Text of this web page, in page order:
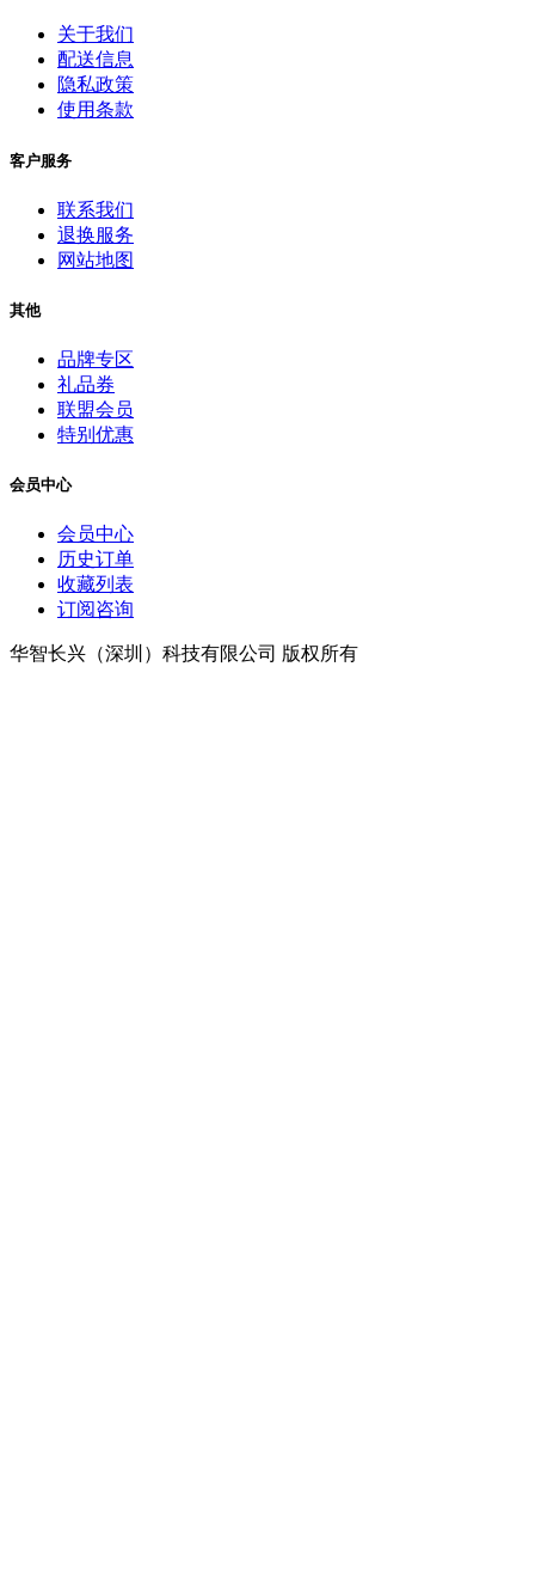
关于我们
配送信息
隐私政策
使用条款
客户服务
联系我们
退换服务
网站地图
其他
品牌专区
礼品券
联盟会员
特别优惠
会员中心
会员中心
历史订单
收藏列表
订阅咨询
华智长兴（深圳）科技有限公司 版权所有